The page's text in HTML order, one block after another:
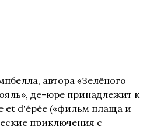
автора «Зелёного
де-юре принадлежит к
et d'épée («фильм плаща и
приключения с